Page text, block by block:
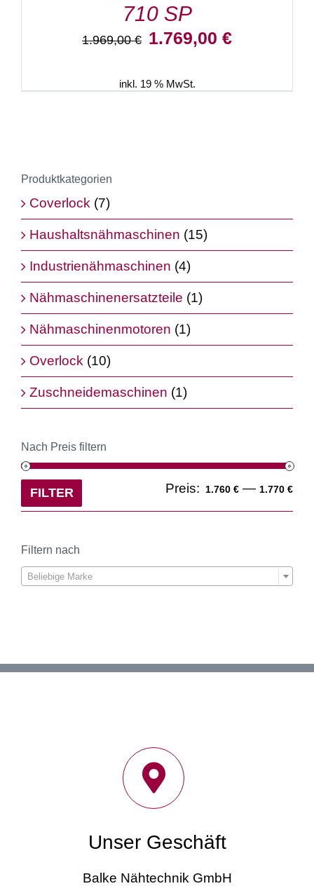
710 SP
1.969,00€ Ursprünglicher
1.969,00 €
1.769,00 €Aktueller
inkl. 19 % MwSt.
Produktkategorien
Coverlock (7)
Haushaltsnähmaschinen (15)
Industrienähmaschinen (4)
Nähmaschinenersatzteile (1)
Nähmaschinenmotoren (1)
Overlock (10)
Zuschneidemaschinen (1)
Nach Preis filtern
FILTER Preis: 1.760 € — 1.770 €
Filtern nach
Beliebige Marke
Unser Geschäft
Balke Nähtechnik GmbH